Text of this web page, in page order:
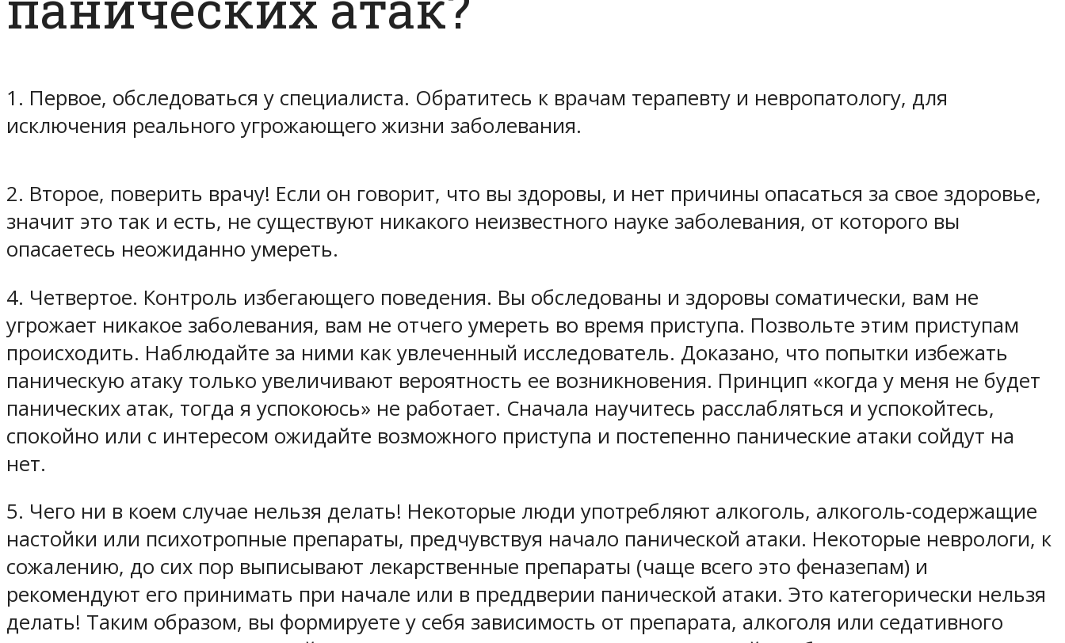
1. Первое, обследоваться у специалиста. Обратитесь к врачам терапевту и невропатологу, для
исключения реального угрожающего жизни заболевания.
2. Второе, поверить врачу! Если он говорит, что вы здоровы, и нет причины опасаться за свое здоровье,
значит это так и есть, не существуют никакого неизвестного науке заболевания, от которого вы
опасаетесь неожиданно умереть.
4. Четвертое. Контроль избегающего поведения. Вы обследованы и здоровы соматически, вам не
угрожает никакое заболевания, вам не отчего умереть во время приступа. Позвольте этим приступам
происходить. Наблюдайте за ними как увлеченный исследователь. Доказано, что попытки избежать
паническую атаку только увеличивают вероятность ее возникновения. Принцип «когда у меня не будет
панических атак, тогда я успокоюсь» не работает. Сначала научитесь расслабляться и успокойтесь,
спокойно или с интересом ожидайте возможного приступа и постепенно панические атаки сойдут на
нет.
5. Чего ни в коем случае нельзя делать! Некоторые люди употребляют алкоголь, алкоголь-содержащие
настойки или психотропные препараты, предчувствуя начало панической атаки. Некоторые неврологи, к
сожалению, до сих пор выписывают лекарственные препараты (чаще всего это феназепам) и
рекомендуют его принимать при начале или в преддверии панической атаки. Это категорически нельзя
делать! Таким образом, вы формируете у себя зависимость от препарата, алкоголя или седативного